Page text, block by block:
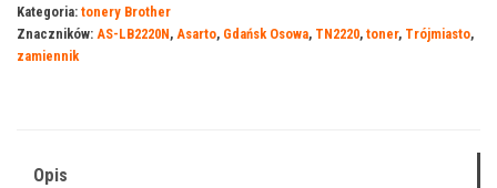
Brother
2220
2600
Kategoria: tonery Brother
Znaczników: AS-LB2220N, Asarto, Gdańsk Osowa, TN2220, toner, Trójmiasto,
zamiennik
Opis